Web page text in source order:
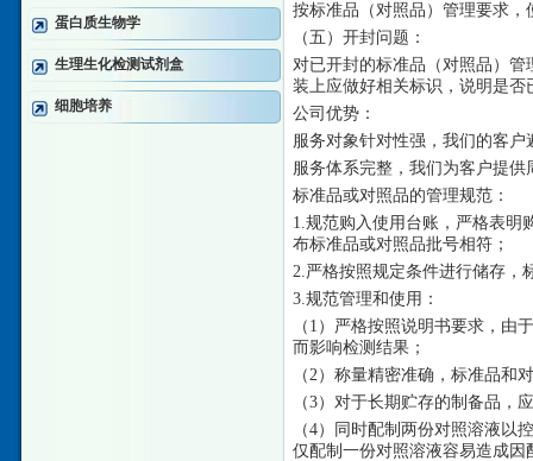
蛋白质生物学
生理生化检测试剂盒
细胞培养
按标准品（对照品）管理要求
（五）开封问题：
对已开封的标准品（对照品）
装上应做好相关标识，说明是
公司优势：
服务对象针对性强，我们的客
服务体系完整，我们为客户提
标准品或对照品的管理规范：
1.规范购入使用台账，严格表明
布标准品或对照品批号相符；
2.严格按照规定条件进行储存，
3.规范管理和使用：
（ 1）严格按照说明书要求，由
而影响检测结果；
（2）称量精密准确，标准品和
（3）对于长期贮存的制备品，
（4）同时配制两份对照溶液以
仅配制一份对照溶液容易造成